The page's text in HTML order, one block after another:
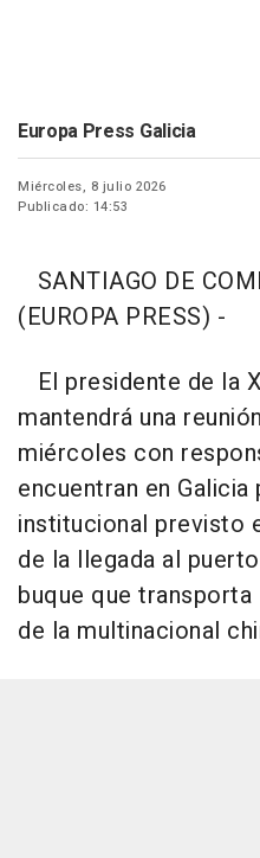
Europa Press Galicia
Miércoles, 8 julio 2026
Publicado: 14:53
SANTIAGO DE
(EUROPA PRESS) -
El presidente de la
mantendrá una
miércoles con
encuentran en
institucional previsto
de la llegada al
buque que
de la multinacional